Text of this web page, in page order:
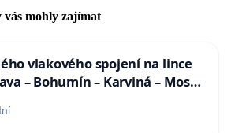
vás mohly zajímat
vlakového spojení na lince
– Bohumín – Karviná – Mosty